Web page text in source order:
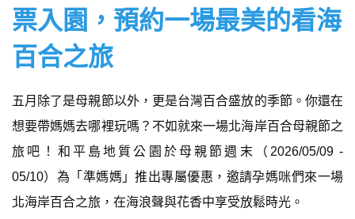
票入園，預約一場最美的看海
百合之旅
五月除了是母親節以外，更是台灣百合盛放的季節。你還在
想要帶媽媽去哪裡玩嗎？不如就來一場北海岸百合母親節之
旅吧！和平島地質公園於母親節週末（2026/05/09 -
05/10）為「準媽媽」推出專屬優惠，邀請孕媽咪們來一場
北海岸百合之旅，在海浪聲與花香中享受放鬆時光。